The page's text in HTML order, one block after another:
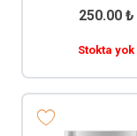
250.00 ₺
Stokta yok